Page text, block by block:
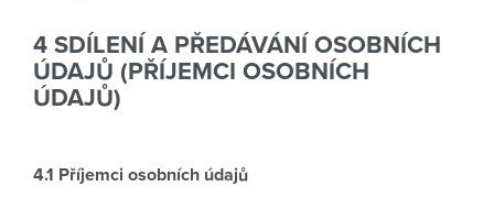
4 SDÍLENÍ A PŘEDÁVÁNÍ OSOBNÍCH
ÚDAJŮ (PŘÍJEMCI OSOBNÍCH
ÚDAJŮ)
4.1 Příjemci osobních údajů